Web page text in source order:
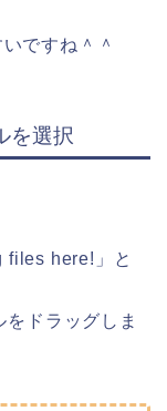
ですね＾＾
を選択
files here!」と
ドラッグしま